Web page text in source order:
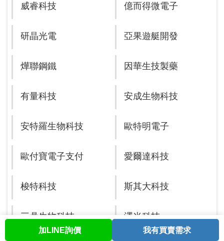
股票查詢 與我聯繫 會員中心
威睿科技 億而得微電子
研晶光電 亞果遊艇開發
燁聯鋼鐵 因華生技製藥
有量科技 安成生物科技
安特羅生物科技 歐特明電子
歐付寶電子支付 愛爾達科技
梭特科技 斯其大科技
三鼎生物科技 澤米科技
加LINE詢價 我有買賣需求